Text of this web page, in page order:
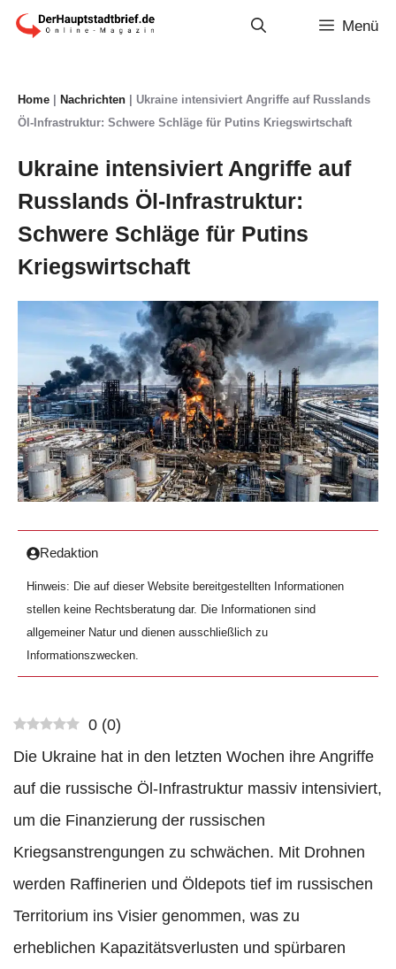
Zum
Menü
Home Nachrichten
Ukraine intensiviert Angriffe auf Russlands
Öl-Infrastruktur: Schwere Schläge für Putins Kriegswirtschaft
Ukraine intensiviert Angriffe auf
Russlands Öl-Infrastruktur:
Schwere Schläge für Putins
Kriegswirtschaft
Redaktion
Hinweis: Die auf dieser Website bereitgestellten Informationen
stellen keine Rechtsberatung dar. Die Informationen sind
allgemeiner Natur und dienen ausschließlich zu
Informationszwecken.
0 (0)
Die Ukraine hat in den letzten Wochen ihre Angriffe
auf die russische Öl-Infrastruktur massiv intensiviert,
um die Finanzierung der russischen
Kriegsanstrengungen zu schwächen. Mit Drohnen
werden Raffinerien und Öldepots tief im russischen
Territorium ins Visier genommen, was zu
erheblichen Kapazitätsverlusten und spürbaren